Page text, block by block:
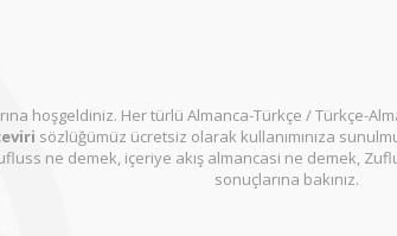
hoşgeldiniz. Her türlü Almanca-Türkçe / Türkçe-
sözlüğümüz ücretsiz olarak kullanımınıza
ne demek, içeriye akış almancasi ne demek,
sonuçlarına bakınız.